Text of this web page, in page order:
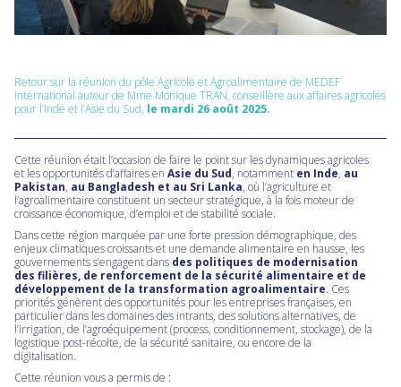
Retour sur la réunion du pôle Agricole et Agroalimentaire de MEDEF
International autour de Mme Monique TRAN, conseillère aux affaires agricoles
pour l’Inde et l’Asie du Sud, le mardi 26 août 2025.
Cette réunion était l’occasion de faire le point sur les dynamiques agricoles
et les opportunités d’affaires en Asie du Sud, notamment en Inde, au
Pakistan, au Bangladesh et au Sri Lanka, où l’agriculture et
l’agroalimentaire constituent un secteur stratégique, à la fois moteur de
croissance économique, d’emploi et de stabilité sociale.
Dans cette région marquée par une forte pression démographique, des
enjeux climatiques croissants et une demande alimentaire en hausse, les
gouvernements s’engagent dans des politiques de modernisation
des filières, de renforcement de la sécurité alimentaire et de
développement de la transformation agroalimentaire. Ces
priorités génèrent des opportunités pour les entreprises françaises, en
particulier dans les domaines des intrants, des solutions alternatives, de
l’irrigation, de l’agroéquipement (process, conditionnement, stockage), de la
logistique post-récolte, de la sécurité sanitaire, ou encore de la
digitalisation.
Cette réunion vous a permis de :